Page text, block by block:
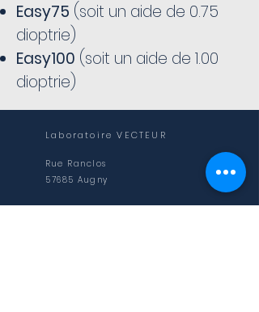
Easy75 (soit un aide de 0.75
dioptrie)
Easy100 (soit un aide de 1.00
dioptrie)
Laboratoire VECTEUR
Rue Ranclos
57685 Augny